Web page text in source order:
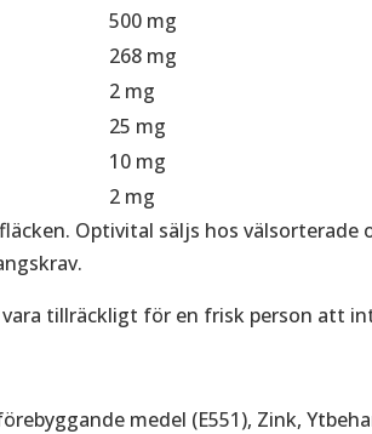
500 mg
268 mg
2 mg
25 mg
10 mg
2 mg
Optivital säljs hos välsorterade
tillräckligt för en frisk person att
medel (E551), Zink,